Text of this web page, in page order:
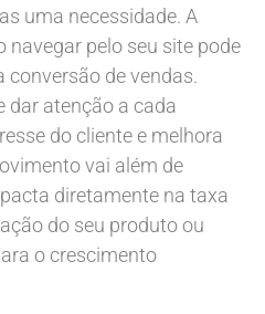
uma necessidade. A
pelo seu site pode
conversão de vendas.
dar atenção a cada
do cliente e melhora
vai além de
diretamente na taxa
do seu produto ou
o crescimento